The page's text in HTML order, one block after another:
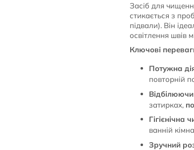
Засіб для
стикається з
підвали). Він
освітлення швів
Ключові
Потужна
повторній
затирках,
Гігієнічна
ванній
Зручний